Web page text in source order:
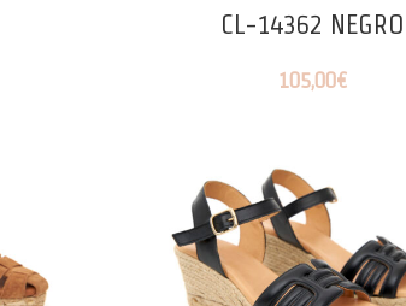
CL-14362 NEGRO
105,00€